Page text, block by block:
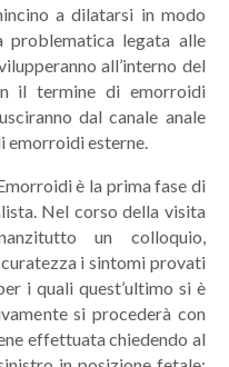
a dilatarsi in modo
problematica legata alle
all’interno del
il termine di emorroidi
dal canale anale
emorroidi esterne.
è la prima fase di
Nel corso della visita
un colloquio,
i sintomi provati
i quali quest’ultimo si è
si procederà con
effettuata chiedendo al